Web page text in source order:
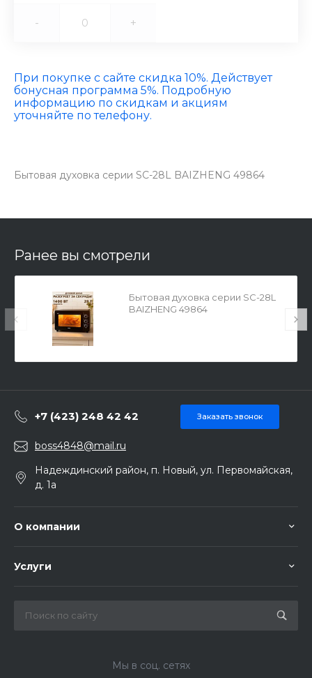
- +
При покупке с сайте скидка 10%. Действует
бонусная программа 5%. Подробную
информацию по скидкам и акциям
уточняйте по телефону.
Бытовая духовка серии SC-28L BAIZHENG 49864
Ранее вы смотрели
Бытовая духовка серии SC-28L
BAIZHENG 49864
+7 (423) 248 42 42 Заказать звонок
boss4848@mail.ru
Надеждинский район, п. Новый, ул. Первомайская,
д. 1а
О компании
Услуги
Мы в соц. сетях